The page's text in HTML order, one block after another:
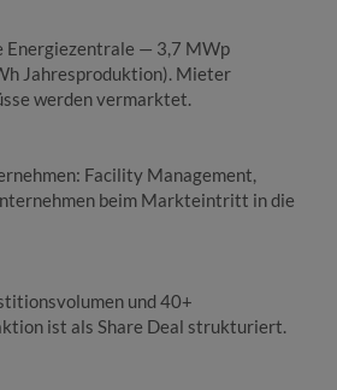
Energiezentrale — 3,7 MWp
Jahresproduktion). Mieter
werden vermarktet.
Facility Management,
beim Markteintritt in die
und 40+
ist als Share Deal strukturiert.